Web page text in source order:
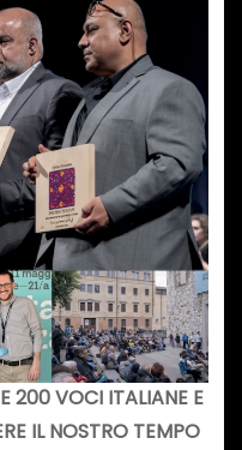
200 VOCI ITALIANE E
IL NOSTRO TEMPO